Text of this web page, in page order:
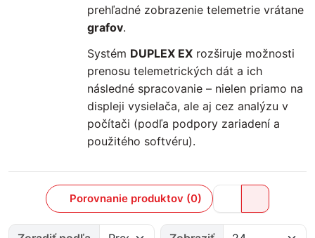
prehľadné zobrazenie telemetrie vrátane
grafov.
Systém DUPLEX EX rozširuje možnosti
prenosu telemetrických dát a ich
následné spracovanie – nielen priamo na
displeji vysielača, ale aj cez analýzu v
počítači (podľa podpory zariadení a
použitého softvéru).
Porovnanie produktov (0)